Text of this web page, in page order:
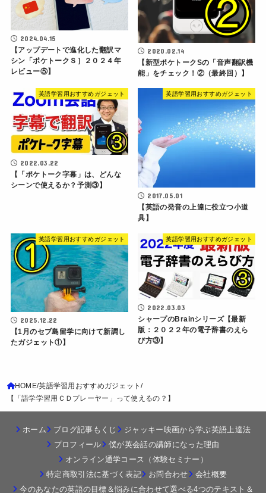
2024.04.15
【アップデートで進化した翻訳マ
シン「ポケトークＳ］２０２４年
レビュー⑤】
2020.02.14
【新型ポケトークSの「音声翻訳機
能」をチェック！②（最終回）】
英語学習用おすすめガジェット
2022.03.22
【「ポケトーク字幕」は、どんな
シーンで使えるか？予測③】
英語学習用おすすめガジェット
2017.05.01
【英語の発音の上達に役立つ小道
具】
英語学習用おすすめガジェット
2025.12.22
【1月のセブ島留学に向けて新調し
たガジェット①】
英語学習用おすすめガジェット
2022.03.03
シャープのBrainシリーズ【最新
版：２０２２年の電子辞書のえら
び方③】
HOME 英語学習用おすすめガジェット
【「語学学習用ＣＤプレーヤー」って使えるの？】
ホーム ブログ記事もくじ
ジャッキー映画から学ぶ英語上達法
プロフィール
僕が英会話の講師になった理由
オンライン通学コース（体験セミナー）
特定商取引法に基づく表記
お問合わせ
会社概要
今のあなたの英語の目標＆悩みに合わせて選べる4つのテキスト＆